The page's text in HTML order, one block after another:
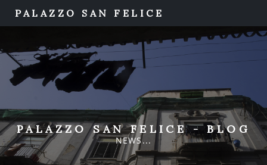
PALAZZO SAN FELICE
PALAZZO SAN FELICE - BLOG
NEWS...